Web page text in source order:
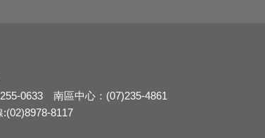
0633 南區中心：(07)235-4861
8117